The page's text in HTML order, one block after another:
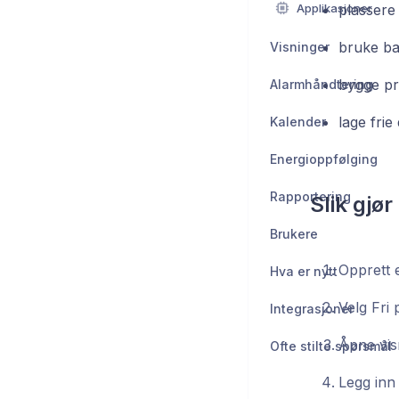
Applikasjoner
Visninger
Alarmhåndtering
Kalender
Energioppfølging
Rapportering
Brukere
Hva er nytt
Integrasjoner
Ofte stilte spørsmål
bruke
bygge
lage frie
Slik gjør
Opprett
Velg Fri
Åpne
Legg